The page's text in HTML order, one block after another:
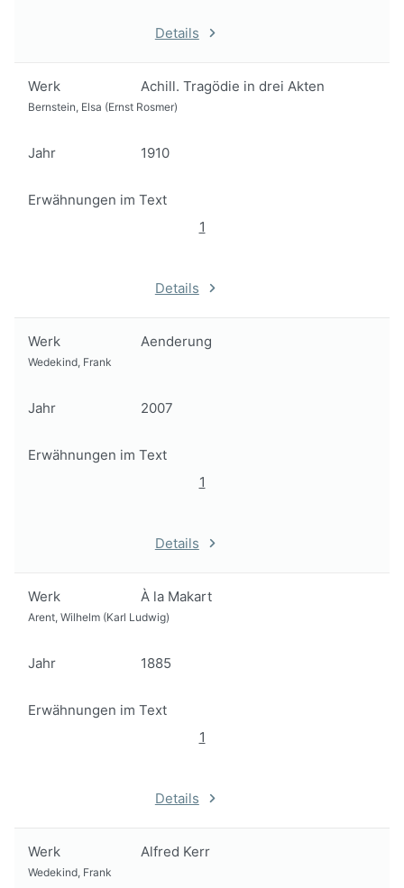
Details
Werk Achill. Tragödie in drei Akten
Bernstein, Elsa (Ernst Rosmer)
Jahr 1910
Erwähnungen im Text
1
Details
Werk Aenderung
Wedekind, Frank
Jahr 2007
Erwähnungen im Text
1
Details
Werk À la Makart
Arent, Wilhelm (Karl Ludwig)
Jahr 1885
Erwähnungen im Text
1
Details
Werk Alfred Kerr
Wedekind, Frank